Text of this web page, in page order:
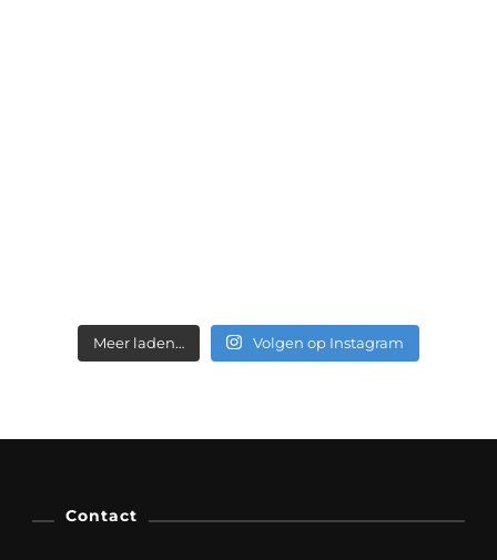
Meer laden… Volgen op Instagram
Contact